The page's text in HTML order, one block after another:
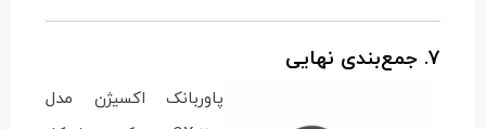
7. جمع‌بندی نهایی
پاوربانک اکسیژن مدل